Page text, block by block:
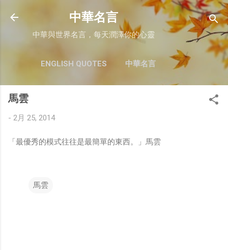
跳至主要內容
中華名言
中華與世界名言，每天潤澤你的心靈
ENGLISH QUOTES 中華名言
馬雲
- 2月 25, 2014
「最優秀的模式往往是最簡單的東西。」馬雲
馬雲